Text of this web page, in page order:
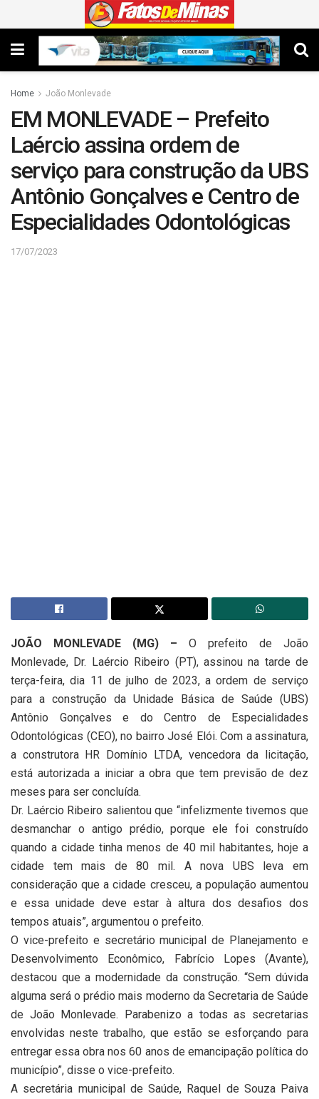
Home João Monlevade
EM MONLEVADE – Prefeito
Laércio assina ordem de
serviço para construção da UBS
Antônio Gonçalves e Centro de
Especialidades Odontológicas
17/07/2023
JOÃO MONLEVADE (MG) – O prefeito de João
Monlevade, Dr. Laércio Ribeiro (PT), assinou na tarde de
terça-feira, dia 11 de julho de 2023, a ordem de serviço
para a construção da Unidade Básica de Saúde (UBS)
Antônio Gonçalves e do Centro de Especialidades
Odontológicas (CEO), no bairro José Elói. Com a assinatura,
a construtora HR Domínio LTDA, vencedora da licitação,
está autorizada a iniciar a obra que tem previsão de dez
meses para ser concluída.
Dr. Laércio Ribeiro salientou que “infelizmente tivemos que
desmanchar o antigo prédio, porque ele foi construído
quando a cidade tinha menos de 40 mil habitantes, hoje a
cidade tem mais de 80 mil. A nova UBS leva em
consideração que a cidade cresceu, a população aumentou
e essa unidade deve estar à altura dos desafios dos
tempos atuais”, argumentou o prefeito.
O vice-prefeito e secretário municipal de Planejamento e
Desenvolvimento Econômico, Fabrício Lopes (Avante),
destacou que a modernidade da construção. “Sem dúvida
alguma será o prédio mais moderno da Secretaria de Saúde
de João Monlevade. Parabenizo a todas as secretarias
envolvidas neste trabalho, que estão se esforçando para
entregar essa obra nos 60 anos de emancipação política do
município”, disse o vice-prefeito.
A secretária municipal de Saúde, Raquel de Souza Paiva